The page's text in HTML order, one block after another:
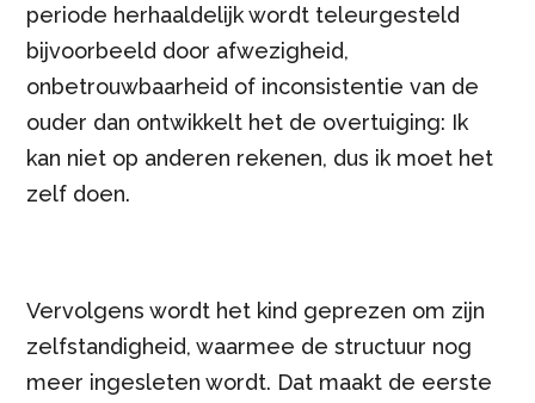
periode herhaaldelijk wordt teleurgesteld
bijvoorbeeld door afwezigheid,
onbetrouwbaarheid of inconsistentie van de
ouder dan ontwikkelt het de overtuiging: Ik
kan niet op anderen rekenen, dus ik moet het
zelf doen.
Vervolgens wordt het kind geprezen om zijn
zelfstandigheid, waarmee de structuur nog
meer ingesleten wordt. Dat maakt de eerste